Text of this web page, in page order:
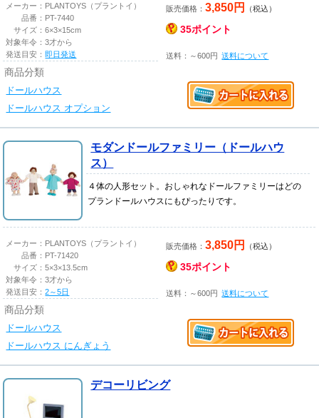
メーカー： PLANTOYS（プラントイ）
品番： PT-7440
サイズ：6×3×15cm
対象年令：3才から
発送目安：即日発送
商品分類
ドールハウス
ドールハウス オプション
販売価格：3,850円 （税込）
35ポイント
送料：～600円 送料について
モダンドールファミリー（ドールハウ
ス）
４体の人形セット。おしゃれなドールファミリーはどの
プランドールハウスにもぴったりです。
メーカー： PLANTOYS（プラントイ）
品番： PT-71420
サイズ：5×3×13.5cm
対象年令：3才から
発送目安：2～5日
商品分類
ドールハウス
ドールハウス にんぎょう
販売価格：3,850円 （税込）
35ポイント
送料：～600円 送料について
デコーリビング